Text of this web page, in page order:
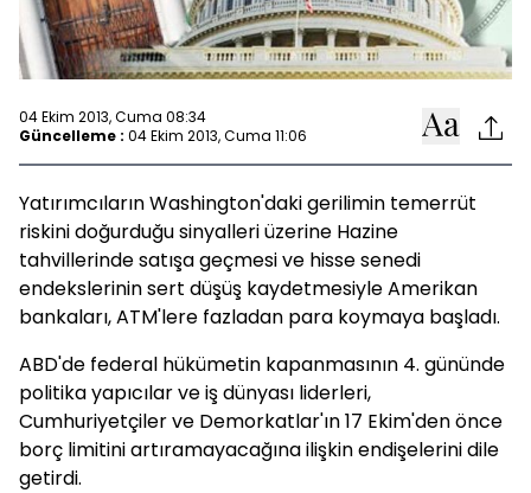
04 Ekim 2013, Cuma 08:34
Güncelleme : 04 Ekim 2013, Cuma 11:06
Yatırımcıların Washington'daki gerilimin temerrüt
riskini doğurduğu sinyalleri üzerine Hazine
tahvillerinde satışa geçmesi ve hisse senedi
endekslerinin sert düşüş kaydetmesiyle Amerikan
bankaları, ATM'lere fazladan para koymaya başladı.
ABD'de federal hükümetin kapanmasının 4. gününde
politika yapıcılar ve iş dünyası liderleri,
Cumhuriyetçiler ve Demorkatlar'ın 17 Ekim'den önce
borç limitini artıramayacağına ilişkin endişelerini dile
getirdi.